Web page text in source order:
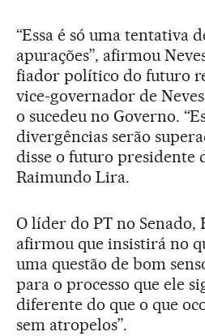
“Essa é só uma tentativa
apurações”, afirmou
fiador político do futuro
vice-governador de
o sucedeu no Governo.
divergências serão
disse o futuro presidente
Raimundo Lira.
O líder do PT no Senado,
afirmou que insistirá no
uma questão de bom
para o processo que ele
diferente do que o que
sem atropelos”.